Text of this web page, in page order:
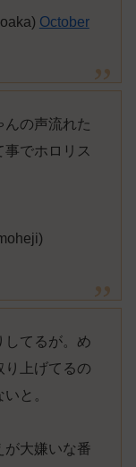
October
んの声流れた
でホロリス
してるが。め
り上げてるの
と。
が大嫌いな番